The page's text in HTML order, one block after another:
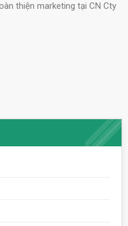
thiện marketing tại CN Cty